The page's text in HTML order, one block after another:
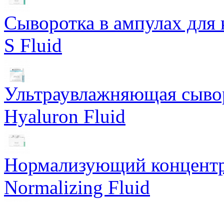
Сыворотка в ампулах для
S Fluid
Ультраувлажняющая
Hyaluron Fluid
Нормализующий
Normalizing Fluid